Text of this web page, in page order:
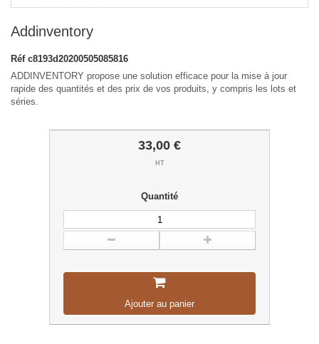
Addinventory
Réf c8193d20200505085816
ADDINVENTORY propose une solution efficace pour la mise à jour
rapide des quantités et des prix de vos produits, y compris les lots et
séries.
33,00 €
HT
Quantité
Ajouter au panier